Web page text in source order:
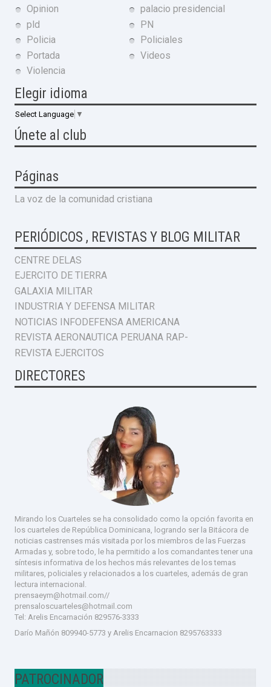
Opinion
palacio presidencial
pld
PN
Policia
Policiales
Portada
Videos
Violencia
Elegir idioma
Select Language ▼
Únete al club
Páginas
La voz de la comunidad cristiana
PERIÓDICOS , REVISTAS Y BLOG MILITAR
CENTRE DELAS
EJERCITO DE TIERRA
GALAXIA MILITAR
INDUSTRIA Y DEFENSA MILITAR
NOTICIAS INFODEFENSA AMERICANA
REVISTA AERONAUTICA PERUANA RAP-
REVISTA EJERCITOS
DIRECTORES
Mirando los Cuarteles se ha consolidado como la opción favorita en
los cuarteles de República Dominicana, logrando ser la Bitácora de
noticias castrenses más visitada por los miembros de las Fuerzas
Armadas y, sobre todo, le ha permitido a los comandantes tener una
síntesis informativa de los hechos más relevantes de los temas
militares, policiales y relacionados a los cuarteles, además de gran
lectura internacional.
prensaeym@hotmail.com//
prensaloscuarteles@hotmail.com
Tel: Arelis Encarnación 829576-3333
Darío Mañón 809940-5773 y Arelis Encarnacion 8295763333
PATROCINADOR